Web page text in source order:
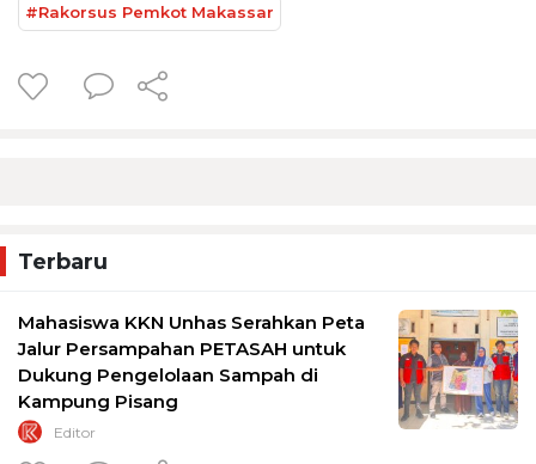
#Rakorsus Pemkot Makassar
Terbaru
Mahasiswa KKN Unhas Serahkan Peta
Jalur Persampahan PETASAH untuk
Dukung Pengelolaan Sampah di
Kampung Pisang
Editor